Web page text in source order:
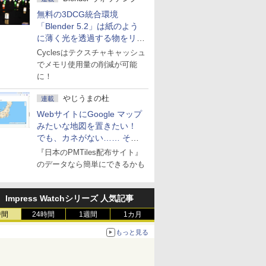
無料の3DCG統合環境
「Blender 5.2」は紙のよう
に薄く光を透過する物をリア
ルに表現
Cyclesはテクスチャキャッシュ
でメモリ使用量の削減が可能
に！
連載 やじうまの杜
WebサイトにGoogle マップ
みたいな地図を置きたい！
でも、カネがない…… そん
な人に朗報！
『日本のPMTiles配布サイト』
のデータなら簡単にできるかも
Impress Watchシリーズ 人気記事
24時間 1週間 1カ月
もっと見る